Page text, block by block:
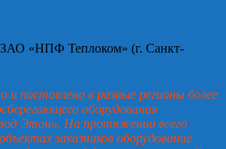
ЗАО «НПФ Теплоком» (г. Санкт-
поставлено в разные регионы более
оборудования
Этон». На протяжении всего
заказчиков оборудование